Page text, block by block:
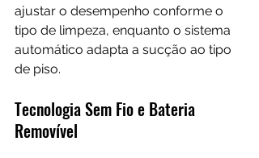
ajustar o desempenho conforme o
tipo de limpeza, enquanto o sistema
automático adapta a sucção ao tipo
de piso.
Tecnologia Sem Fio e Bateria
Removível